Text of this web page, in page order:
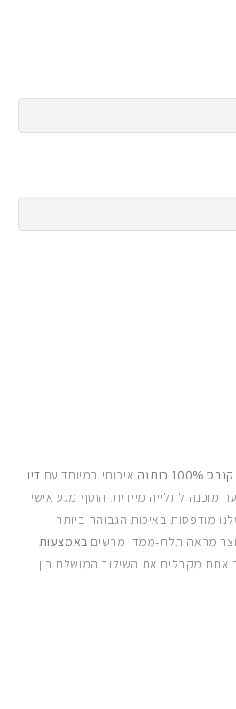
קנבס 100% כותנה איכותי במיוחד עם דיו
מוכנה לתלייה מיידית. הוסף מגע אישי
מודפסות באיכות הגבוהה ביותר
מראה תלת-ממדי מרשים באמצעות
אתם מקבלים את השילוב המושלם בין